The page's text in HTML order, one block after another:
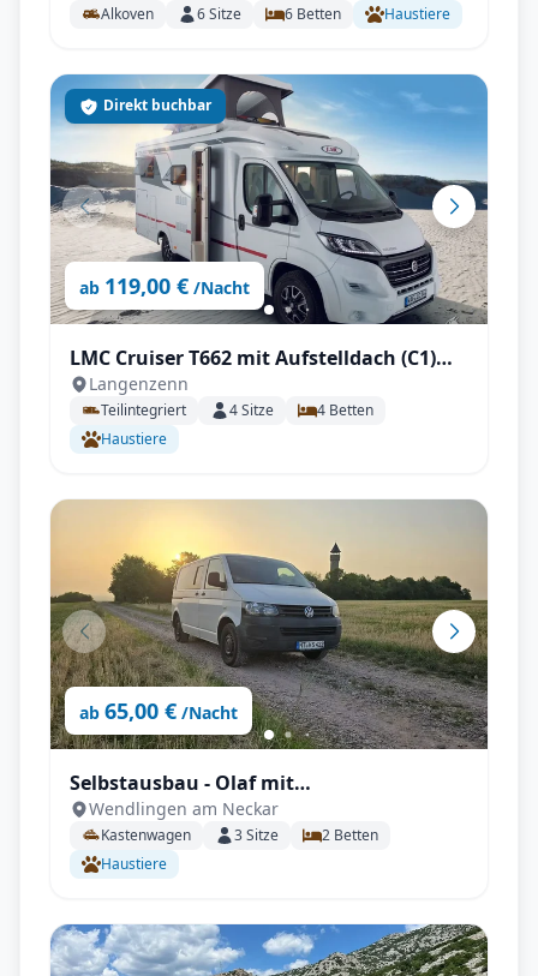
Alkoven 6Sitze 6 Betten Haustiere
ab 119,00 € /Nacht
Direkt buchbar
LMC Cruiser T662 mit Aufstelldach (C1)
mit Fahrradträger, SAT & TV, Zubehör
uvm.
Langenzenn
Teilintegriert 4Sitze 4 Betten
Haustiere
ab 65,00 € /Nacht
Selbstausbau - Olaf mit
Anhängerkupplung, Fahrradträger,
Rückfahrkamera uvm.
Wendlingen am Neckar
Kastenwagen 3Sitze 2 Betten
Haustiere